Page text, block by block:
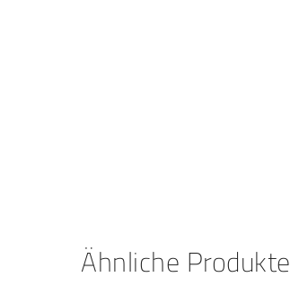
Ähnliche Produkte